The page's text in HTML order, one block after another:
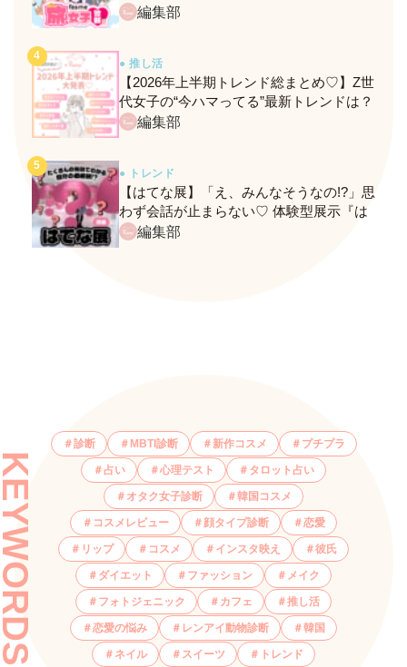
ト！編集部
● 推し活
【2026年上半期トレンド総まとめ♡】Z世
代女子の“今ハマってる”最新トレンドは？
ネクストバズ予報もチェック♪
編集部
● トレンド
【はてな展】「え、みんなそうなの!?」思
わず会話が止まらない♡ 体験型展示『は
てな展』に行ってきたレポ
編集部
診断 MBTI診断 新作コスメ プチプラ
占い 心理テスト タロット占い
オタク女子診断 韓国コスメ
コスメレビュー 顔タイプ診断 恋愛
リップ コスメ インスタ映え 彼氏
ダイエット ファッション メイク
フォトジェニック カフェ 推し活
恋愛の悩み レンアイ動物診断 韓国
ネイル スイーツ トレンド